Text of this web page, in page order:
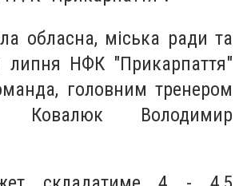
обласна, міська ради та
НФК "Прикарпаття"
головним тренером
Ковалюк Володимир